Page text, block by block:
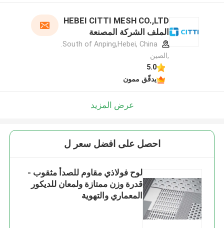
HEBEI CITTI MESH CO.,LTD
الملف الشركة المصنعة
,الصين
5.0
يدقّق ممون
عرض المزيد
احصل على افضل سعر ل
لوح فولاذي مقاوم للصدأ مثقوب -
قدرة وزن ممتازة ولمعان للديكور
المعماري والتهوية